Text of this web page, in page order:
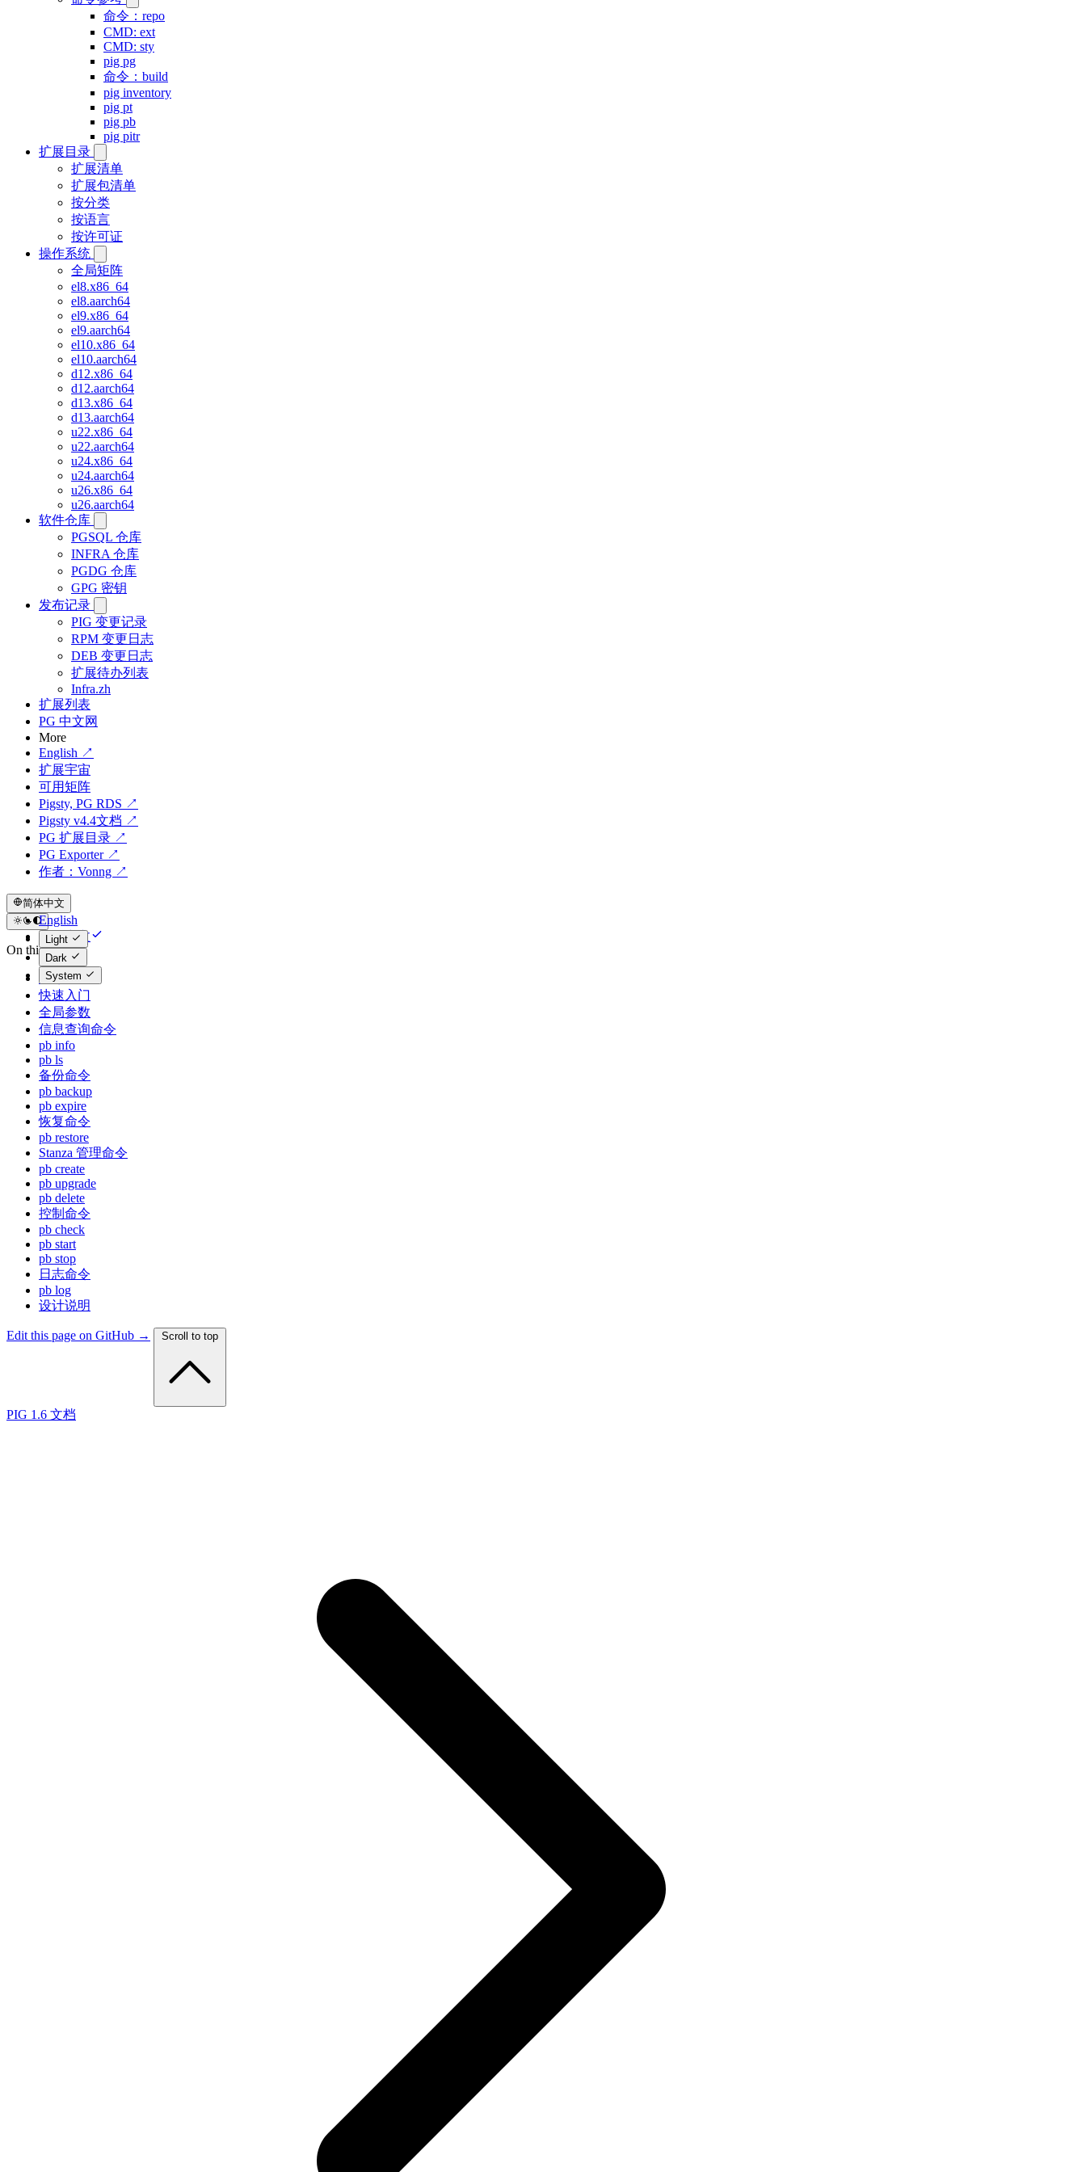
命令：repo
CMD: ext
CMD: sty
pig pg
命令：build
pig inventory
pig pt
pig pb
pig pitr
扩展目录
扩展清单
扩展包清单
按分类
按语言
按许可证
操作系统
全局矩阵
el8.x86_64
el8.aarch64
el9.x86_64
el9.aarch64
el10.x86_64
el10.aarch64
d12.x86_64
d12.aarch64
d13.x86_64
d13.aarch64
u22.x86_64
u22.aarch64
u24.x86_64
u24.aarch64
u26.x86_64
u26.aarch64
软件仓库
PGSQL 仓库
INFRA 仓库
PGDG 仓库
GPG 密钥
发布记录
PIG 变更记录
RPM 变更日志
DEB 变更日志
扩展待办列表
Infra.zh
扩展列表
PG 中文网
More
English ↗
扩展宇宙
可用矩阵
Pigsty, PG RDS ↗
Pigsty v4.4文档 ↗
PG 扩展目录 ↗
PG Exporter ↗
作者：Vonng ↗
简体中文
English
简体中文
Light
Dark
System
On this page
命令概览
快速入门
全局参数
信息查询命令
pb info
pb ls
备份命令
pb backup
pb expire
恢复命令
pb restore
Stanza 管理命令
pb create
pb upgrade
pb delete
控制命令
pb check
pb start
pb stop
日志命令
pb log
设计说明
Edit this page on GitHub → Scroll to top
PIG 1.6 文档